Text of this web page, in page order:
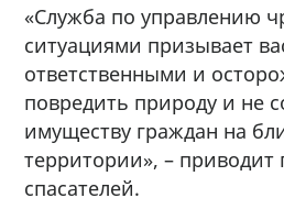
«Служба по управлению
ситуациями призывает
ответственными и
повредить природу и не
имуществу граждан на
территории», – приводит
спасателей.